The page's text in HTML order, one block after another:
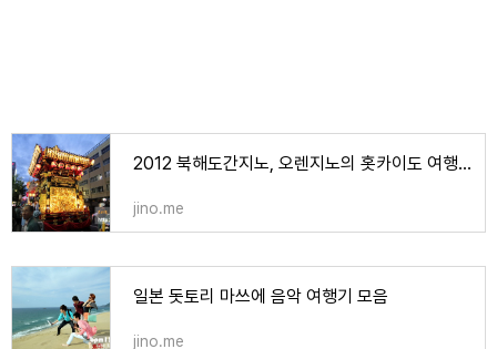
2012 북해도간지노, 오렌지노의 홋카이도 여행기 사진 모음
jino.me
일본 돗토리 마쓰에 음악 여행기 모음
jino.me